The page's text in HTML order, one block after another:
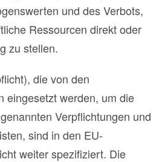
und des Verbots,
Ressourcen direkt oder
zu stellen.
die von den
eingesetzt werden, um die
Verpflichtungen und
sind in den EU-
weiter spezifiziert. Die